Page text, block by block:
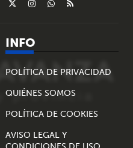
INFO
POLÍTICA DE PRIVACIDAD
QUIÉNES SOMOS
POLÍTICA DE COOKIES
AVISO LEGAL Y